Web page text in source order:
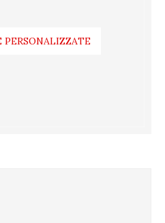
PERSONALIZZATE